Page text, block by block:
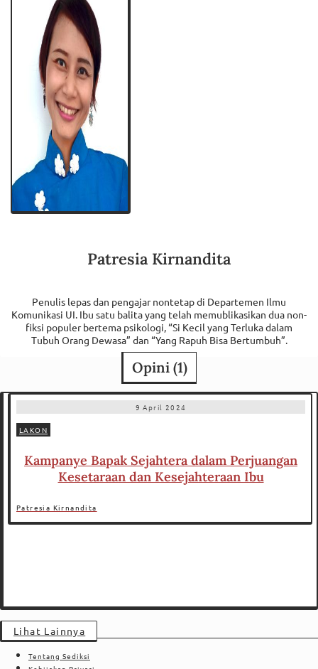
Patresia Kirnandita
Penulis lepas dan pengajar nontetap di Departemen Ilmu
Komunikasi UI. Ibu satu balita yang telah memublikasikan dua non-
fiksi populer bertema psikologi, “Si Kecil yang Terluka dalam
Tubuh Orang Dewasa” dan “Yang Rapuh Bisa Bertumbuh”.
Opini (1)
9 April 2024
LAKON
Kampanye Bapak Sejahtera dalam Perjuangan
Kesetaraan dan Kesejahteraan Ibu
Patresia Kirnandita
Lihat Lainnya
Tentang Sediksi